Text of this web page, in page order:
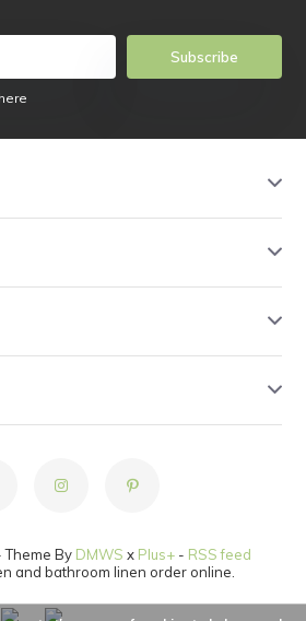
Subscribe
By DMWS x Plus+- RSS feed
and bathroom linen order online.